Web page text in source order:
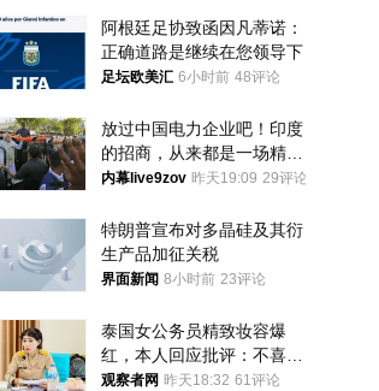
阿根廷足协致函因凡蒂诺：
正确道路是继续在您领导下
足坛欧美汇 6小时前 48评论
放过中国电力企业吧！印度
的招商，从来都是一场精准
收割
内幕live9zov 昨天19:09 29评论
特朗普宣布对多晶硅及其衍
生产品加征关税
界面新闻 8小时前 23评论
泰国女公务员精致妆容爆
红，本人回应批评：不喜欢
就别看
观察者网 昨天18:32 61评论